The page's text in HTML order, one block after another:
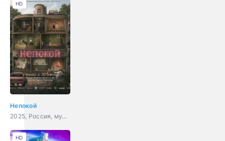
Непокой
2025, Россия, мультфильм, триллер, фантастика
HD
HD